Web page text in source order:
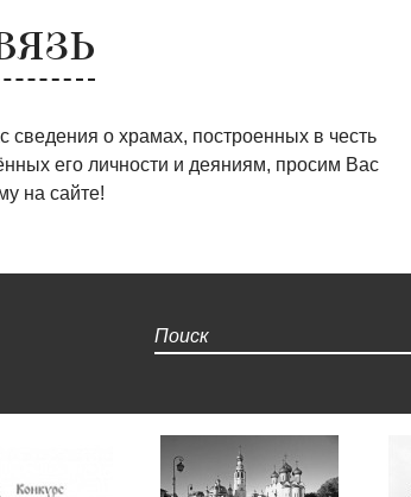
о храмах, построенных в честь
его личности и деяниям, просим Вас
на сайте!